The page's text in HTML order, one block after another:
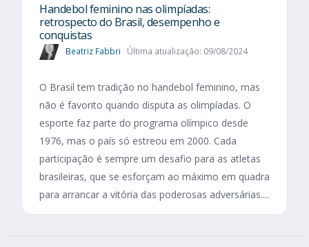
Handebol feminino nas olimpíadas:
retrospecto do Brasil, desempenho e
conquistas
Beatriz Fabbri Última atualização: 09/08/2024
O Brasil tem tradição no handebol feminino, mas
não é favorito quando disputa as olimpíadas. O
esporte faz parte do programa olímpico desde
1976, mas o país só estreou em 2000. Cada
participação é sempre um desafio para as atletas
brasileiras, que se esforçam ao máximo em quadra
para arrancar a vitória das poderosas adversárias....